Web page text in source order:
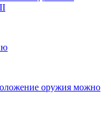
оружия можно